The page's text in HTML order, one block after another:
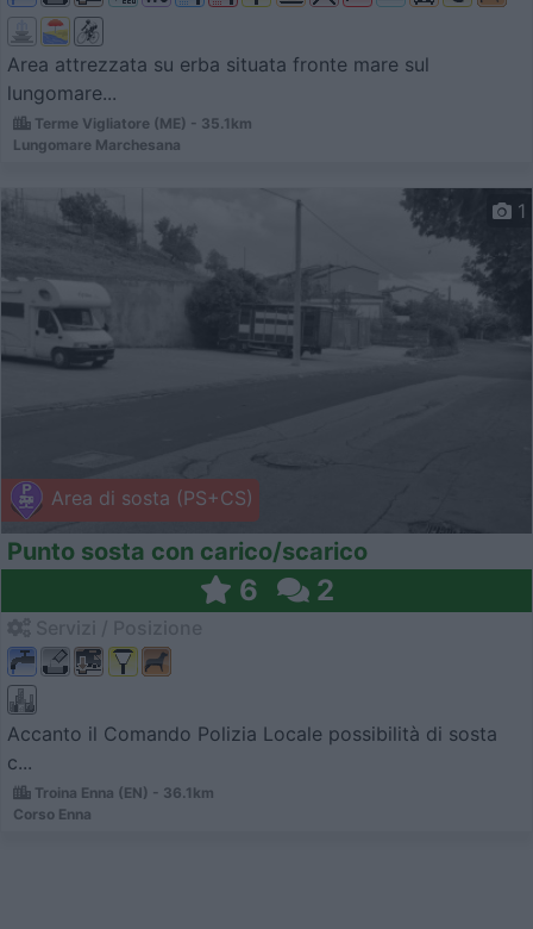
Area attrezzata su erba situata fronte mare sul
lungomare...
Terme Vigliatore (ME) - 35.1km
Lungomare Marchesana
Area di sosta (PS+CS)
1
Punto sosta con carico/scarico
6 2
Accanto il Comando Polizia Locale possibilità di sosta
c...
Troina Enna (EN) - 36.1km
Corso Enna